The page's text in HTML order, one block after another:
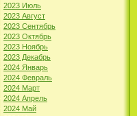
2023 Июль
2023 Август
2023 Сентябрь
2023 Октябрь
2023 Ноябрь
2023 Декабрь
2024 Январь
2024 Февраль
2024 Март
2024 Апрель
2024 Май